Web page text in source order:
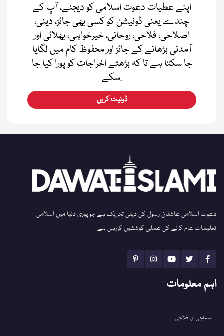
اپنے عطیات دعوت اسلامی کو دیجئے، آپ کے
چندے یعنی ڈونیشن کو کسی بھی جائز، دینی،
اصلاحی، فلاحی، روحانی، خیرخواہی، بھلائی اور
آمدنی بڑھانے کے جائز اور محفوظ کام میں لگایا
جا سکتا ہے تا کہ بڑھتے اخراجات کو پورا کیا جا
سکے.
ڈونیٹ کریں
دعوت اسلامی عاشقان رسول کی دینی تحریک ہے جو پوری دنیا میں اسلامی
تعلیمات عام کرنے کی عملی کوششیں کررہی ہے
اہم معلومات
سماجی اور فلاحی